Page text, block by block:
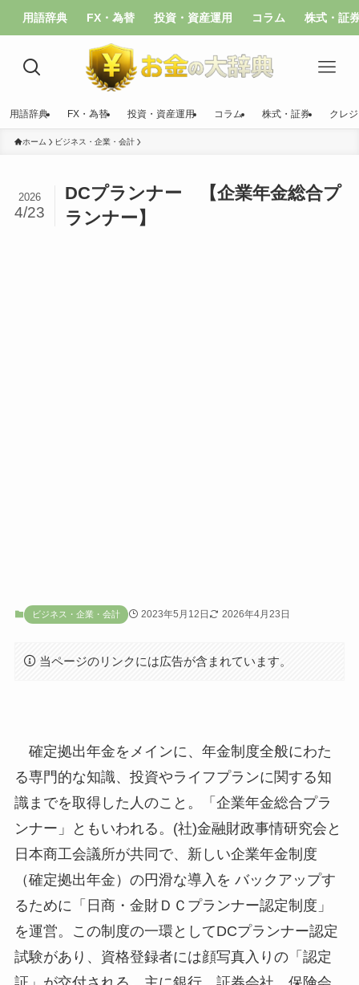
用語辞典 FX・為替 投資・資産運用 コラム 株式・証
用語辞典 FX・為替 投資・資産運用 コラム 株式・証券 クレ
ホーム ビジネス・企業・会計
DCプランナー 【企業年金総合プ
ランナー】
2026
4/23
ビジネス・企業・会計 2023年5月12日 2026年4月23日
当ページのリンクには広告が含まれています。
確定拠出年金をメインに、年金制度全般にわた
る専門的な知識、投資やライフプランに関する知
識までを取得した人のこと。「企業年金総合プラ
ンナー」ともいわれる。(社)金融財政事情研究会と
日本商工会議所が共同で、新しい企業年金制度
（確定拠出年金）の円滑な導入を バックアップす
るために「日商・金財ＤＣプランナー認定制度」
を運営。この制度の一環としてDCプランナー認定
試験があり、資格登録者には顔写真入りの「認定